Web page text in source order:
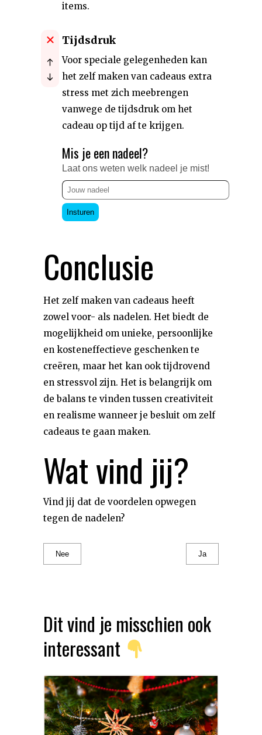
items.
Tijdsdruk
Voor speciale gelegenheden kan
het zelf maken van cadeaus extra
stress met zich meebrengen
vanwege de tijdsdruk om het
cadeau op tijd af te krijgen.
Mis je een nadeel?
Laat ons weten welk nadeel je mist!
Insturen
Conclusie
Het zelf maken van cadeaus heeft
zowel voor- als nadelen. Het biedt de
mogelijkheid om unieke, persoonlijke
en kosteneffectieve geschenken te
creëren, maar het kan ook tijdrovend
en stressvol zijn. Het is belangrijk om
de balans te vinden tussen creativiteit
en realisme wanneer je besluit om zelf
cadeaus te gaan maken.
Wat vind jij?
Vind jij dat de voordelen opwegen
tegen de nadelen?
Nee Ja
Dit vind je misschien ook
interessant